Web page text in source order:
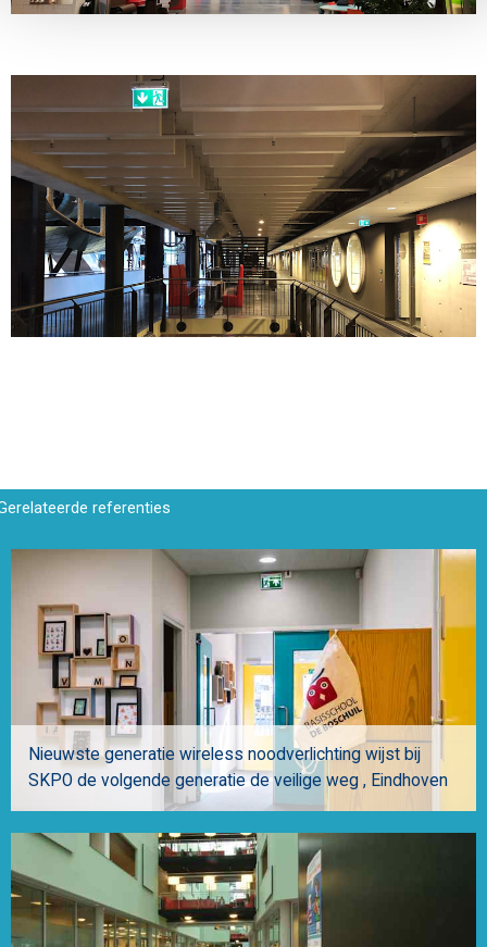
referenties
Nieuwste generatie wireless noodverlichting wijst bij
SKPO de volgende generatie de veilige weg
Eindhoven